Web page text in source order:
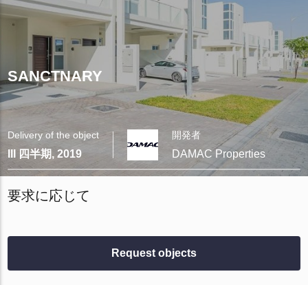
SANCTNARY
Delivery of the object
III 四半期, 2019
開発者
DAMAC Properties
要求に応じて
Request objects